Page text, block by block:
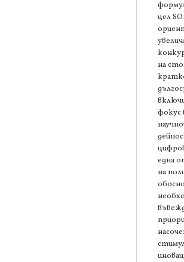
цел
на
фокус
една
на